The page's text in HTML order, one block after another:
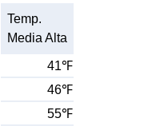
Temp.
Media Alta
41℉
46℉
55℉